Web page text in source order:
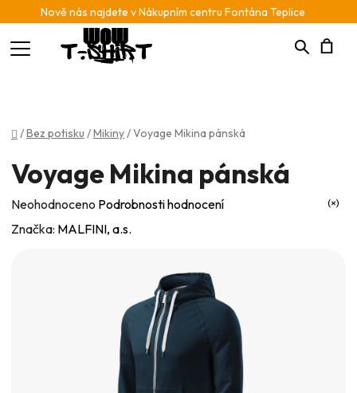
Nově nás najdete v Nákupním centru Fontána Teplice
Hledat
Domů
/Bez potisku /Mikiny/Voyage Mikina pánská
Voyage Mikina pánská
Průměrné
hodnocení
Neohodnoceno Podrobnosti hodnocení
Značka: MALFINI, a.s.